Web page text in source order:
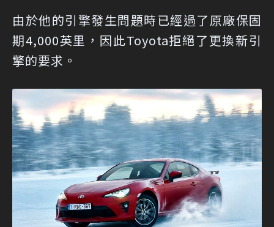
由於他的引擎發生問題時已經過了原廠保固
期4,000英里，因此Toyota拒絕了更換新引
擎的要求。